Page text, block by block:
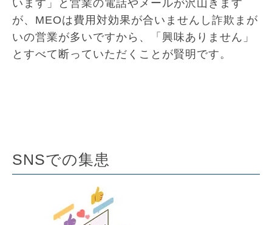
います」と営業の電話やメールが沢山きます
が、MEOは費用対効果が合いませんし詐欺まが
いの営業が多いですから、「興味ありません」
とすべて断っていただくことが賢明です。
SNSでの集患